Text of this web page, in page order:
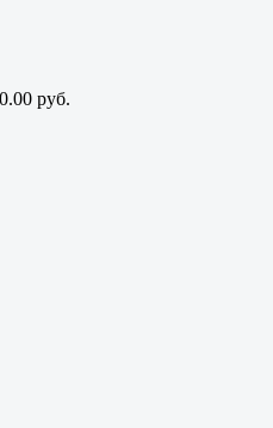
0.00 руб.